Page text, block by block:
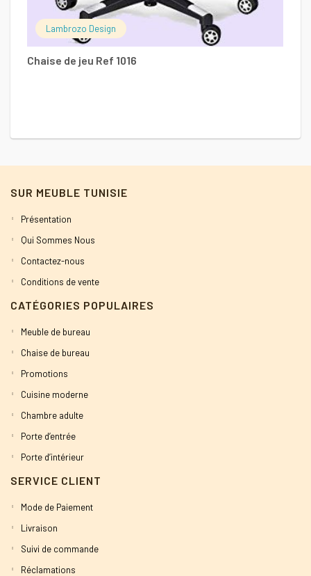
Lambrozo Design
Chaise de jeu Ref 1016
SUR MEUBLE TUNISIE
Présentation
Qui Sommes Nous
Contactez-nous
Conditions de vente
CATÉGORIES POPULAIRES
Meuble de bureau
Chaise de bureau
Promotions
Cuisine moderne
Chambre adulte
Porte d’entrée
Porte d’intérieur
SERVICE CLIENT
Mode de Paiement
Livraison
Suivi de commande
Réclamations